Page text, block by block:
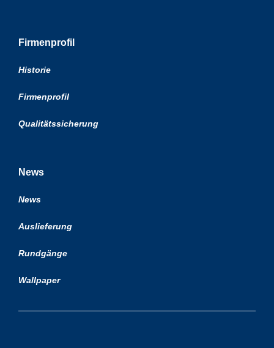
Firmenprofil
Historie
Firmenprofil
Qualitätssicherung
News
News
Auslieferung
Rundgänge
Wallpaper